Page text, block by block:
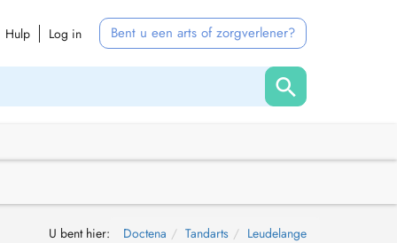
Hulp Log in Bent u een arts of zorgverlener?
U bent hier: Doctena Tandarts Leudelange